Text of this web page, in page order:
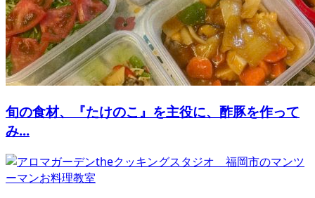
旬の食材、『たけのこ』を主役に、酢豚を作って
み...